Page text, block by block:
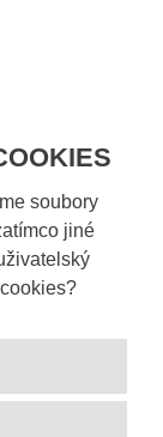
soubory
jiné